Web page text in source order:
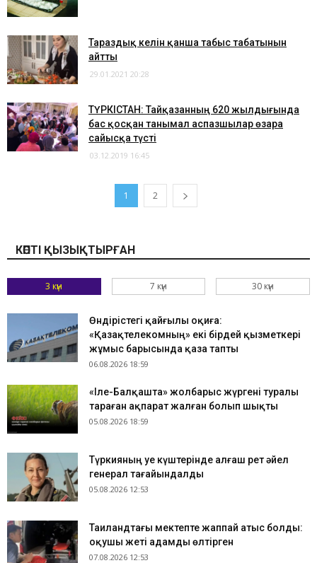
Тараздық келін қанша табыс табатынын
айтты
29.01.2021 20:28
ТҮРКІСТАН: Тайқазанның 620 жылдығында
бас қосқан танымал аспазшылар өзара
сайысқа түсті
03.12.2019 16:45
1 2
КӨПТІ ҚЫЗЫҚТЫРҒАН
3 күн 7 күн 30 күн
Өндірістегі қайғылы оқиға:
«Қазақтелекомның» екі бірдей қызметкері
жұмыс барысында қаза тапты
06.08.2026 18:59
«Іле-Балқашта» жолбарыс жүргені туралы
тараған ақпарат жалған болып шықты
05.08.2026 18:59
Түркияның Әуе күштерінде алғаш рет әйел
генерал тағайындалды
05.08.2026 12:53
Таиландтағы мектепте жаппай атыс болды:
оқушы жеті адамды өлтірген
07.08.2026 12:53